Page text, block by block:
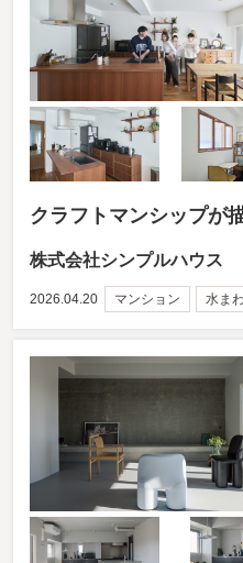
クラフトマンシップが
株式会社シンプルハウス
2026.04.20 マンション 水ま